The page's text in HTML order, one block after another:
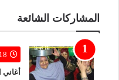
المشاركات الشائعة
18 نوفمبر 2019
أغاني